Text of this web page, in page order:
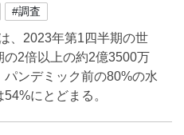
#調査
、2023年第1四半期の世
2倍以上の約2億3500万
パンデミック前の80%の水
にとどまる。